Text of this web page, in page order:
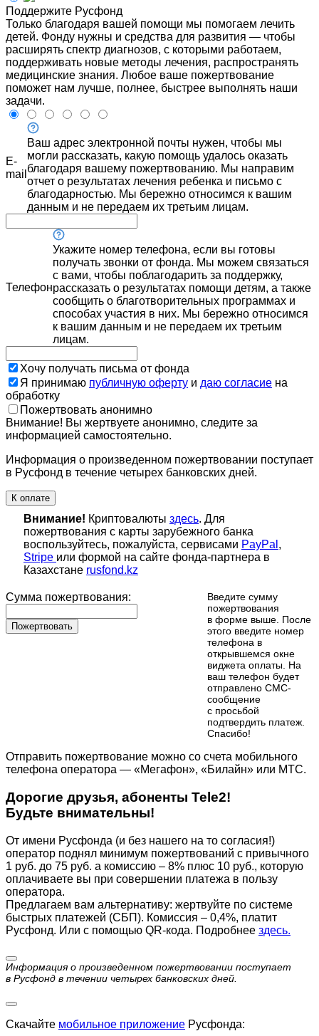
Поддержите Русфонд
Только благодаря вашей помощи мы помогаем лечить
детей. Фонду нужны и средства для развития — чтобы
расширять спектр диагнозов, с которыми работаем,
поддерживать новые методы лечения, распространять
медицинские знания. Любое ваше пожертвование
поможет нам лучше, полнее, быстрее выполнять наши
задачи.
E-
mail
Ваш адрес электронной почты нужен, чтобы мы
могли рассказать, какую помощь удалось оказать
благодаря вашему пожертвованию. Мы направим
отчет о результатах лечения ребенка и письмо с
благодарностью. Мы бережно относимся к вашим
данным и не передаем их третьим лицам.
Телефон
Укажите номер телефона, если вы готовы
получать звонки от фонда. Мы можем связаться
с вами, чтобы поблагодарить за поддержку,
рассказать о результатах помощи детям, а также
сообщить о благотворительных программах и
способах участия в них. Мы бережно относимся
к вашим данным и не передаем их третьим
лицам.
Хочу получать письма от фонда
Я принимаю публичную оферту и даю согласие на
обработку
Пожертвовать анонимно
Внимание! Вы жертвуете анонимно, следите за
информацией самостоятельно.
Информация о произведенном пожертвовании поступает
в Русфонд в течение четырех банковских дней.
К оплате
Внимание! Криптовалюты здесь. Для
пожертвования с карты зарубежного банка
воспользуйтесь, пожалуйста, сервисами PayPal ,
Stripe или формой на сайте фонда-партнера в
Казахстане rusfond.kz
Сумма пожертвования:
Пожертвовать
Введите сумму
пожертвования
в форме выше. После
этого введите номер
телефона в
открывшемся окне
виджета оплаты. На
ваш телефон будет
отправлено СМС-
сообщение
с просьбой
подтвердить платеж.
Cпасибо!
Отправить пожертвование можно со счета мобильного
телефона оператора — «Мегафон», «Билайн» или МТС.
Дорогие друзья, абоненты Tele2!
Будьте внимательны!
От имени Русфонда (и без нашего на то согласия!)
оператор поднял минимум пожертвований с привычного
1 руб. до 75 руб. а комиссию – 8% плюс 10 руб., которую
оплачиваете вы при совершении платежа в пользу
оператора.
Предлагаем вам альтернативу: жертвуйте по cистеме
быстрых платежей (СБП). Комиссия – 0,4%, платит
Русфонд. Или с помощью QR-кода. Подробнее здесь.
Информация о произведенном пожертвовании поступает
в Русфонд в течении четырех банковских дней.
Скачайте мобильное приложение Русфонда: